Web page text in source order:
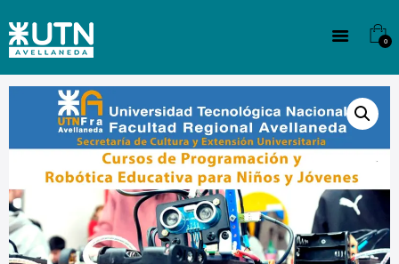
0
CULTURA
SEDE G. PANE (MITRE)
DOMÍNICO
CONTACTO